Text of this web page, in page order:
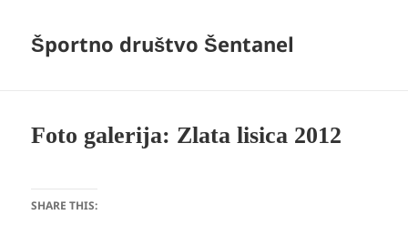
Športno društvo Šentanel
Foto galerija: Zlata lisica 2012
SHARE THIS: